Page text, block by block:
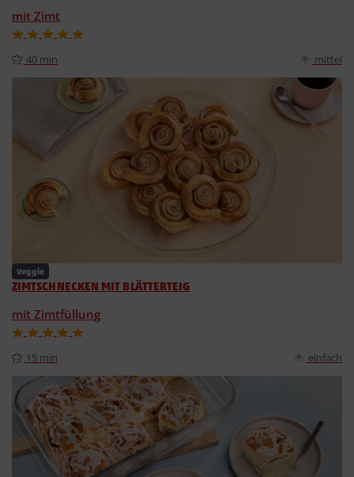
mit Zimt
40 min mittel
Veggie
ZIMTSCHNECKEN MIT BLÄTTERTEIG
mit Zimtfüllung
15 min einfach